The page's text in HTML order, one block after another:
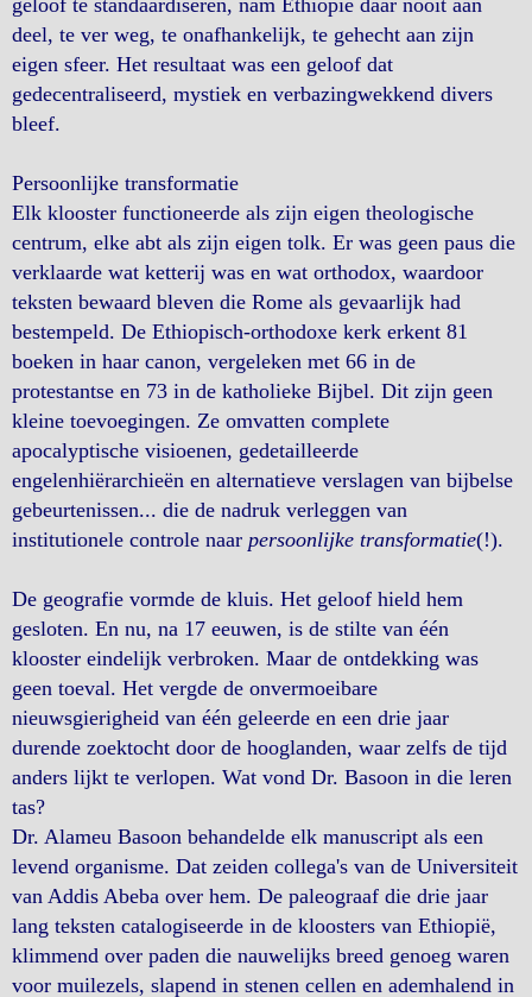
geloof te standaardiseren, nam Ethiopië daar nooit aan
deel, te ver weg, te onafhankelijk, te gehecht aan zijn
eigen sfeer. Het resultaat was een geloof dat
gedecentraliseerd, mystiek en verbazingwekkend divers
bleef.
Persoonlijke transformatie
Elk klooster functioneerde als zijn eigen theologische
centrum, elke abt als zijn eigen tolk. Er was geen paus die
verklaarde wat ketterij was en wat orthodox, waardoor
teksten bewaard bleven die Rome als gevaarlijk had
bestempeld. De Ethiopisch-orthodoxe kerk erkent 81
boeken in haar canon, vergeleken met 66 in de
protestantse en 73 in de katholieke Bijbel. Dit zijn geen
kleine toevoegingen. Ze omvatten complete
apocalyptische visioenen, gedetailleerde
engelenhiërarchieën en alternatieve verslagen van bijbelse
gebeurtenissen... die de nadruk verleggen van
institutionele controle naar persoonlijke transformatie(!).
De geografie vormde de kluis. Het geloof hield hem
gesloten. En nu, na 17 eeuwen, is de stilte van één
klooster eindelijk verbroken. Maar de ontdekking was
geen toeval. Het vergde de onvermoeibare
nieuwsgierigheid van één geleerde en een drie jaar
durende zoektocht door de hooglanden, waar zelfs de tijd
anders lijkt te verlopen. Wat vond Dr. Basoon in die leren
tas?
Dr. Alameu Basoon behandelde elk manuscript als een
levend organisme. Dat zeiden collega's van de Universiteit
van Addis Abeba over hem. De paleograaf die drie jaar
lang teksten catalogiseerde in de kloosters van Ethiopië,
klimmend over paden die nauwelijks breed genoeg waren
voor muilezels, slapend in stenen cellen en ademhalend in